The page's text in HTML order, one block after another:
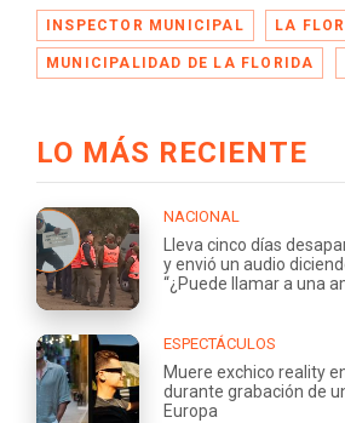
INSPECTOR MUNICIPAL LA
MUNICIPALIDAD DE LA FLORIDA
LO MÁS RECIENTE
NACIONAL
Lleva cinco días
y envió un audio
“¿Puede llamar a una
ESPECTÁCULOS
Muere exchico reality
durante grabación de
Europa